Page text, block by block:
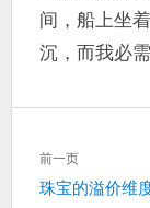
间，船上坐
沉，而我必
文
章
导
前一页
上
珠宝的溢价维